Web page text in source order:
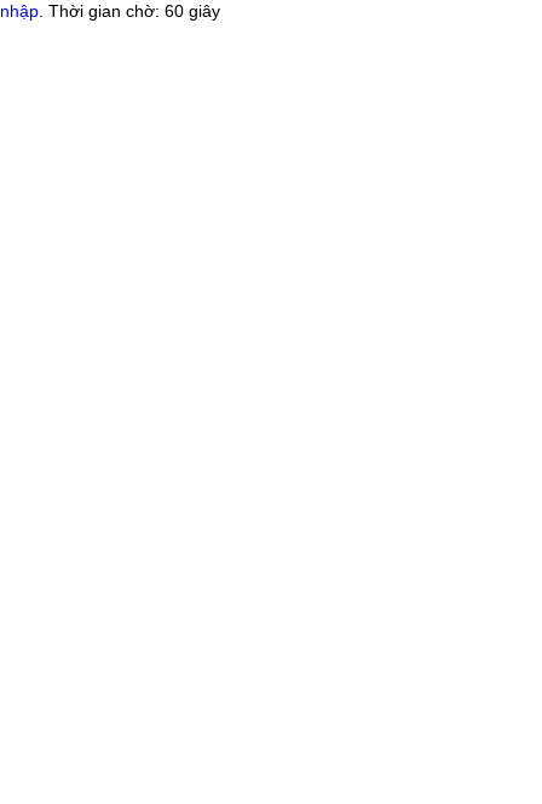
nhập. Thời gian chờ: 60 giây